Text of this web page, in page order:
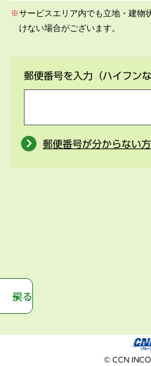
※サービスエリア内でも立地・建物
けない場合がございます。
郵便番号を入力 （ハイフンな
郵便番号が分からない
戻る
© CCN